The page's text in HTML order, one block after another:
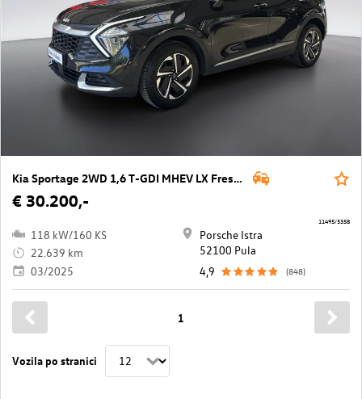
Kia Sportage 2WD 1,6 T-GDI MHEV LX Fresh ISG DCT
€ 30.200,-
118 kW/160 KS
22.639 km
03/2025
Porsche Istra
52100 Pula
4,9
(848)
11495/5358
Vozila po stranici
1